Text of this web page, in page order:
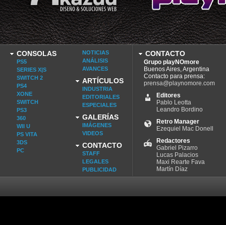
CONSOLAS
PS5
SERIES X|S
SWITCH 2
PS4
XONE
SWITCH
PS3
360
WII U
PS VITA
3DS
PC
NOTICIAS
ANÁLISIS
AVANCES
ARTÍCULOS
INDUSTRIA
EDITORIALES
ESPECIALES
GALERÍAS
IMÁGENES
VIDEOS
CONTACTO
STAFF
LEGALES
PUBLICIDAD
CONTACTO
Grupo playNOmore
Buenos Aires, Argentina
Contacto para prensa:
prensa@playnomore.com
Editores
Pablo Leotta
Leandro Bordino
Retro Manager
Ezequiel Mac Donell
Redactores
Gabriel Pizarro
Lucas Palacios
Maxi Rearte Fava
Martín Díaz